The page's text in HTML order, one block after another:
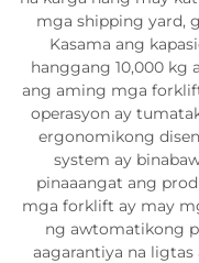
mga shipping yard,
Kasama ang
hanggang 10,000 kg
ang aming mga
operasyon ay
ergonomikong
system ay
pinaaangat ang
mga forklift ay may
ng awtomatikong
aagarantiya na